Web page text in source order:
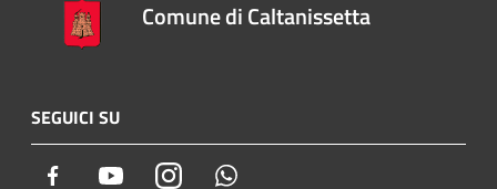
Comune di Caltanissetta
SEGUICI SU
Facebook YoutubeInstagram